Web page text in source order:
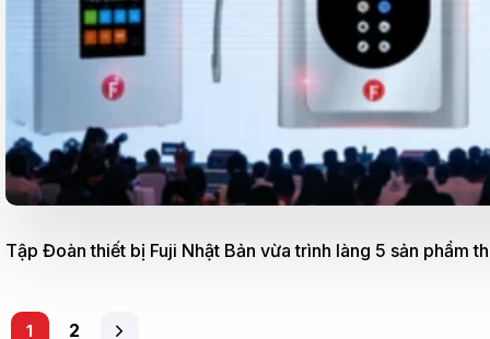
Tập Đoàn thiết bị Fuji Nhật Bản vừa trình làng 5 sản phẩm
1 2